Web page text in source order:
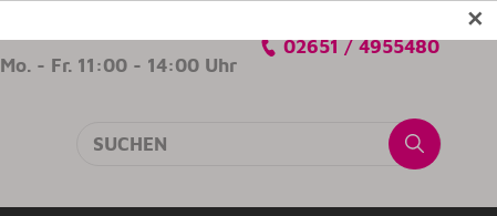
✕
Mo. - Fr. 11:00 - 14:00 Uhr
02651 / 4955480